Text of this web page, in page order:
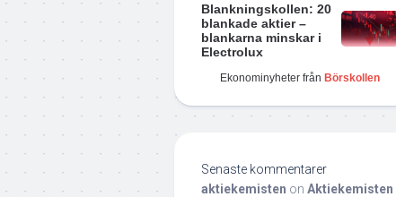
Blankningskollen: 20
blankade aktier –
blankarna minskar i
Electrolux
Ekonominyheter från Börskollen
Senaste kommentarer
aktiekemisten on Aktiekemisten